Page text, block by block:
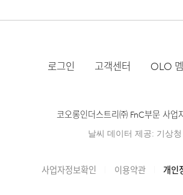
로그인 고객센터 OLO
코오롱인더스트리㈜ FnC부문 사업
날씨 데이터 제공: 기상청
사업자정보확인 이용약관 개인